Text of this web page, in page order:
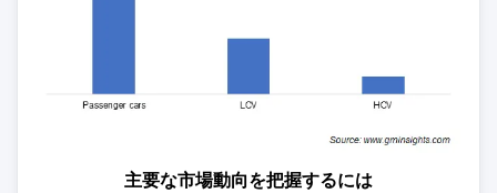
主要な市場動向を把握するには